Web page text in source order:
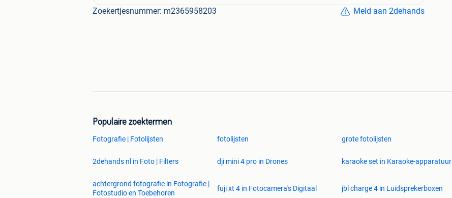
Zoekertjesnummer: m2365958203 Meld aan 2dehands
Populaire zoektermen
Fotografie | Fotolijsten fotolijsten grote fotolijsten
2dehands nl in Foto | Filters dji mini 4 pro in Drones karaoke set in Karaoke-apparatuur
achtergrond fotografie in Fotografie |
Fotostudio en Toebehoren
fuji xt 4 in Fotocamera's Digitaal jbl charge 4 in Luidsprekerboxen